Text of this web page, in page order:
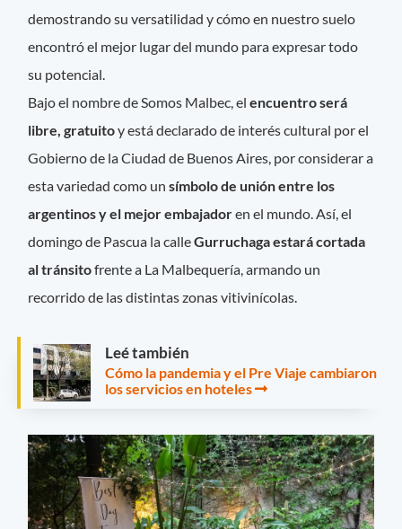
demostrando su versatilidad y cómo en nuestro suelo
encontró el mejor lugar del mundo para expresar todo
su potencial.
Bajo el nombre de Somos Malbec, elencuentro será
libre, gratuitoy está declarado de interés cultural por el
Gobierno de la Ciudad de Buenos Aires, por considerar a
esta variedad como unsímbolo de unión entre los
argentinos y el mejor embajadoren el mundo. Así, el
domingo de Pascua la calleGurruchaga estará cortada
al tránsitofrente a La Malbequería, armando un
recorrido de las distintas zonas vitivinícolas.
Leé también
Cómo la pandemia y el Pre Viaje cambiaron
los servicios en hoteles